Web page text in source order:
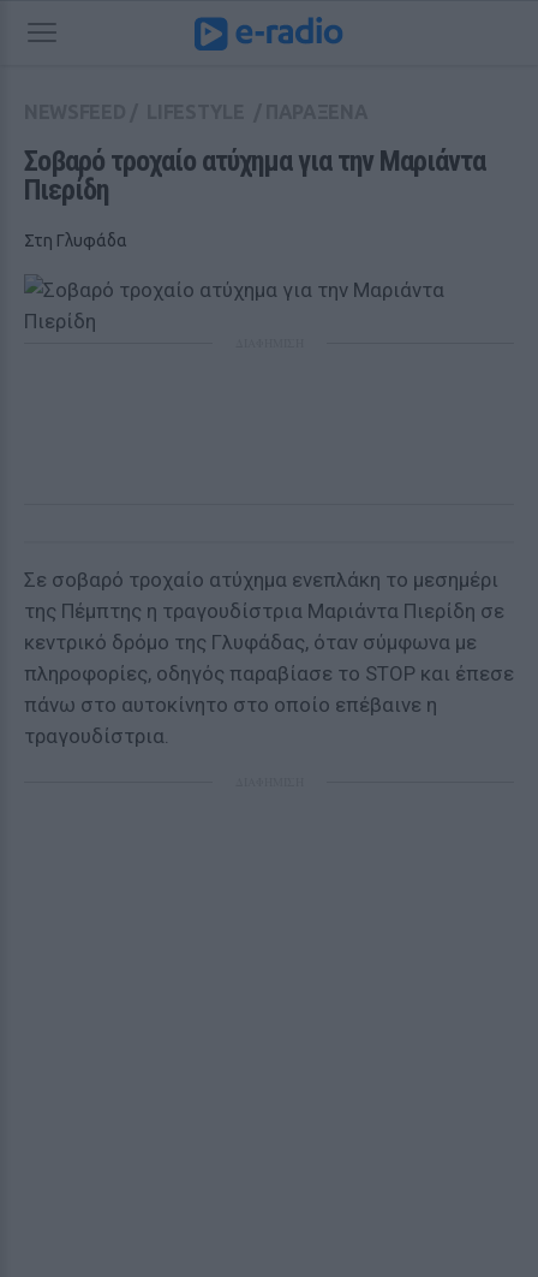
Σοβαρό τροχαίο ατύχημα για την Μαριάντα
Πιερίδη
Στη Γλυφάδα
Σε σοβαρό τροχαίο ατύχημα ενεπλάκη το μεσημέρι
της Πέμπτης η τραγουδίστρια Μαριάντα Πιερίδη σε
κεντρικό δρόμο της Γλυφάδας, όταν σύμφωνα με
πληροφορίες, οδηγός παραβίασε το STOP και έπεσε
πάνω στο αυτοκίνητο στο οποίο επέβαινε η
τραγουδίστρια.